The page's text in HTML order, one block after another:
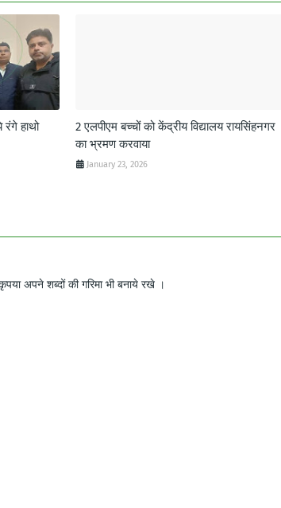
हाथो
2 एलपीएम बच्चों को केंद्रीय विद्यालय रायसिंहनगर
का भ्रमण करवाया
January 23, 2026
अपने शब्दों की गरिमा भी बनाये रखे ।